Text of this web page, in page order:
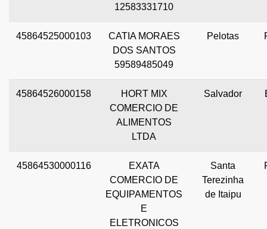
12583331710
45864525000103
CATIA MORAES
DOS SANTOS
59589485049
Pelotas
45864526000158
HORT MIX
COMERCIO DE
ALIMENTOS
LTDA
Salvador
45864530000116
EXATA
COMERCIO DE
EQUIPAMENTOS
E
ELETRONICOS
Santa
Terezinha
de Itaipu